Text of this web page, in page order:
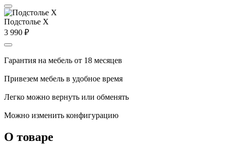
Подстолье X
3 990 ₽
Гарантия на мебель от 18 месяцев
Привезем мебель в удобное время
Легко можно вернуть или обменять
Можно изменить конфигурацию
О товаре